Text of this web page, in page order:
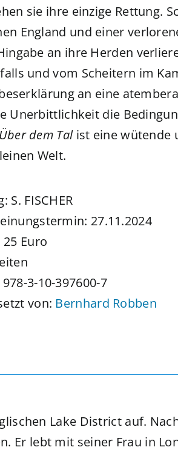
sie ihre einzige Rettung.
England und einer
an ihre Herden
und vom Scheitern im
an eine
Unerbittlichkeit die
Über dem Talist eine wütende
Welt.
S. FISCHER
27.11.2024
25 Euro
978-3-10-397600-7
von: Bernhard Robben
Lake District auf.
Er lebt mit seiner Frau in